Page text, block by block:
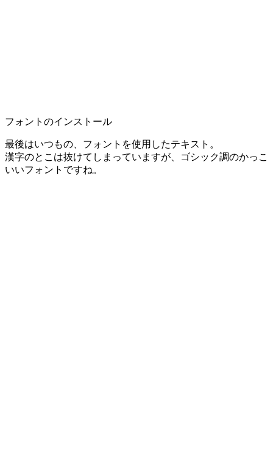
フォントのインストール
最後はいつもの、フォントを使用したテキスト。
漢字のとこは抜けてしまっていますが、ゴシック調のかっこ
いいフォントですね。